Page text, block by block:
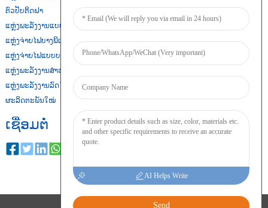
ຕົວປັບຕິດຝາ
ແຫຼ່ງພະລັງງານແບບເປີດເຟຣມ
ແຫຼ່ງຈ່າຍໄຟບາງພິເສດ
ແຫຼ່ງຈ່າຍໄຟແບບບາງ
ແຫຼ່ງພະລັງງານສຳຮອງແບັດເຕີຣີ
ແຫຼ່ງພະລັງງານລົດໄຟ Din
ຜະລິດຕະພັນໃໝ່
ເຊື່ອມຕໍ່
ລິຂະສິດ © 2024 ສະຫງວນລິຂະສິດທຸກປະການ
AI Helps Write
Send